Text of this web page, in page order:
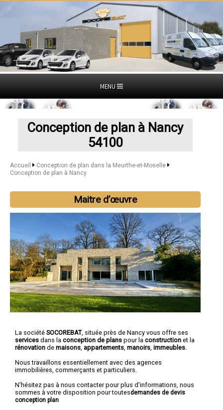
MENU
Conception de plan à Nancy
54100
Accueil
Conception de plan dans la Meurthe-et-Moselle
Conception de plan à Nancy
Maitre d’œuvre
La société SOCOREBAT, située près de Nancy vous offre ses
services dans la conception de plans pour la construction et la
rénovation de maisons appartements manoirs immeubles
Nous travaillons essentiellement avec des agences
immobilières, commerçants et particuliers.
N'hésitez pas à nous contacter pour plus d'informations, nous
sommes à votre disposition pour toutesdemandes de devis
conception plan